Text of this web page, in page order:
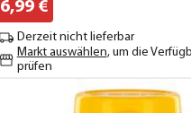
6,99€
Derzeit nicht lieferbar
Markt auswählen, um die
prüfen